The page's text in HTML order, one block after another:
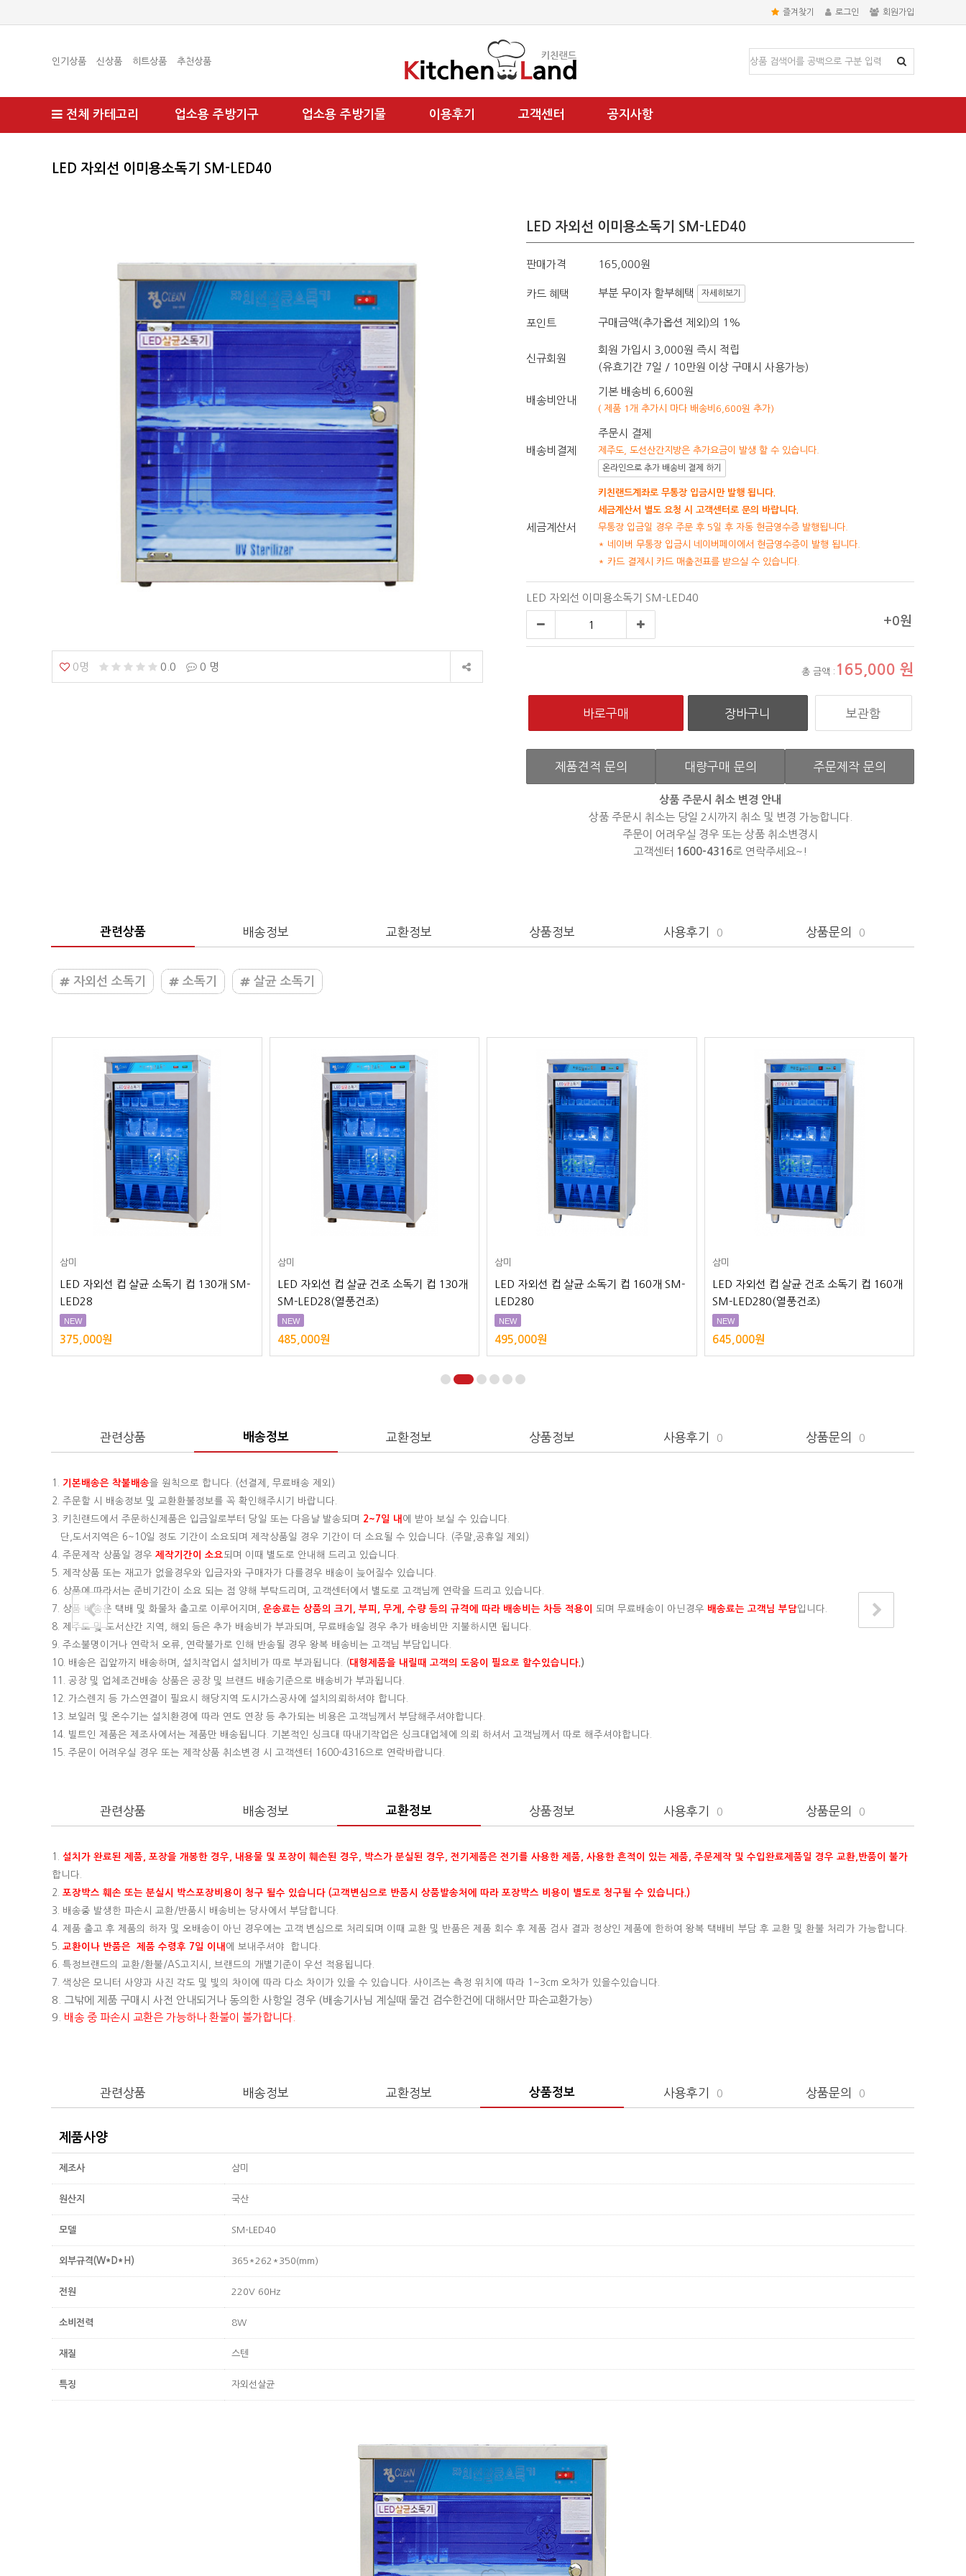
즐겨찾기 로그인 회원가입
인기상품 신상품 히트상품 추천상품
전체 카테고리 업소용 주방기구 업소용 주방기물 이용후기 고객센터 공지사항
LED 자외선 이미용소독기 SM-LED40
0명 0.0 0 명
LED 자외선 이미용소독기 SM-LED40
판매가격 165,000원
카드 혜택 부분 무이자 할부혜택 자세히보기
포인트 구매금액(추가옵션 제외)의 1%
신규회원
회원 가입시 3,000원 즉시 적립
(유효기간 7일 / 10만원 이상 구매시 사용가능)
배송비안내
기본 배송비 6,600원
( 제품 1개 추가시 마다 배송비6,600원 추가)
배송비결제
주문시 결제
제주도, 도선산간지방은 추가요금이 발생 할 수 있습니다.
온라인으로 추가 배송비 결제 하기
세금계산서
키친랜드계좌로 무통장 입금시만 발행 됩니다.
세금계산서 별도 요청 시 고객센터로 문의 바랍니다.
무통장 입금일 경우 주문 후 5일 후 자동 현금영수증 발행됩니다.
* 네이버 무통장 입금시 네이버페이에서 현금영수증이 발행 됩니다.
* 카드 결제시 카드 매출전표를 받으실 수 있습니다.
LED 자외선 이미용소독기 SM-LED40
+0원
총 금액 : 165,000 원
보관함
제품견적 문의 대량구매 문의 주문제작 문의
상품 주문시 취소 변경 안내
상품 주문시 취소는 당일 2시까지 취소 및 변경 가능합니다.
주문이 어려우실 경우 또는 상품 취소변경시
고객센터 1600-4316로 연락주세요~!
관련상품 배송정보 교환정보 상품정보 사용후기 0 상품문의 0
자외선 소독기 소독기 살균 소독기
삼미
LED 자외선 컵 살균 소독기 컵 130개 SM-
LED28
NEW
375,000원
삼미
LED 자외선 컵 살균 건조 소독기 컵 130개
SM-LED28(열풍건조)
NEW
485,000원
삼미
LED 자외선 컵 살균 소독기 컵 160개 SM-
LED280
NEW
495,000원
삼미
LED 자외선 컵 살균 건조 소독기 컵 160개
SM-LED280(열풍건조)
NEW
645,000원
관련상품 배송정보 교환정보 상품정보 사용후기 0 상품문의 0
1. 기본배송은 착불배송을 원칙으로 합니다. (선결제, 무료배송 제외)
2. 주문할 시 배송정보 및 교환환불정보를 꼭 확인해주시기 바랍니다.
3. 키친랜드에서 주문하신제품은 입금일로부터 당일 또는 다음날 발송되며
2~7일 내 에 받아 보실 수 있습니다.
단,도서지역은 6~10일 정도 기간이 소요되며 제작상품일 경우 기간이 더 소요될 수 있습니다. (주말,공휴일 제외)
4. 주문제작 상품일 경우 제작기간이 소요 되며 이때 별도로 안내해 드리고 있습니다.
5. 제작상품 또는 재고가 없을경우와 입금자와 구매자가 다를경우 배송이 늦어질수 있습니다.
6. 상품에 따라서는 준비기간이 소요 되는 점 양해 부탁드리며, 고객센터에서 별도로 고객님께 연락을 드리고 있습니다.
7. 상품 배송은 택배 및 화물차 출고로 이루어지며, 운송료는 상품의 크기, 부피, 무게, 수량 등의 규격에 따라 배송비는 차등 적용이 되며 무료배송이 아닌경우 배송료는 고객님 부담입니다.
8. 제주도 및 도서산간 지역, 해외 등은 추가 배송비가 부과되며, 무료배송일 경우 추가 배송비만 지불하시면 됩니다.
9. 주소불명이거나 연락처 오류, 연락불가로 인해 반송될 경우 왕복 배송비는 고객님 부담입니다.
10. 배송은 집앞까지 배송하며, 설치작업시 설치비가 따로 부과됩니다. (대형제품을 내릴때 고객의 도움이 필요로 할수있습니다. )
11. 공장 및 업체조건배송 상품은 공장 및 브랜드 배송기준으로 배송비가 부과됩니다.
12. 가스렌지 등 가스연결이 필요시 해당지역 도시가스공사에 설치의뢰하셔야 합니다.
13. 보일러 및 온수기는 설치환경에 따라 연도 연장 등 추가되는 비용은 고객님께서 부담해주셔야합니다.
14. 빌트인 제품은 제조사에서는 제품만 배송됩니다. 기본적인 싱크대 따내기작업은 싱크대업체에 의뢰 하셔서 고객님께서 따로 해주셔야합니다.
15. 주문이 어려우실 경우 또는 제작상품 취소변경 시 고객센터 1600-4316으로 연락바랍니다.
관련상품 배송정보 교환정보 상품정보 사용후기 0 상품문의 0
1. 설치가 완료된 제품, 포장을 개봉한 경우, 내용물 및 포장이 훼손된 경우, 박스가 분실된 경우, 전기제품은 전기를 사용한 제품, 사용한 흔적이 있는 제품, 주문제작 및 수입완료제품일 경우 교환,반품이 불가
합니다.
2. 포장박스 훼손 또는 분실시 박스포장비용이 청구 될수 있습니다 (고객변심으로 반품시 상품발송처에 따라 포장박스 비용이 별도로 청구될 수 있습니다.)
3. 배송중 발생한 파손시 교환/반품시 배송비는 당사에서 부담합니다.
4. 제품 출고 후 제품의 하자 및 오배송이 아닌 경우에는 고객 변심으로 처리되며 이때 교환 및 반품은 제품 회수 후 제품 검사 결과 정상인 제품에 한하여 왕복 택배비 부담 후 교환 및 환불 처리가 가능합니다.
5. 교환이나 반품은 제품 수령후 7일 이내 에 보내주셔야 합니다.
6. 특정브랜드의 교환/환불/AS고지시, 브랜드의 개별기준이 우선 적용됩니다.
7. 색상은 모니터 사양과 사진 각도 및 빛의 차이에 따라 다소 차이가 있을 수 있습니다. 사이즈는 측정 위치에 따라 1~3cm 오차가 있을수있습니다.
8. 그밖에 제품 구매시 사전 안내되거나 동의한 사항일 경우 (배송기사님 계실때 물건 검수한건에 대해서만 파손교환가능)
9. 배송 중 파손시 교환은 가능하나 환불이 불가합니다.
관련상품 배송정보 교환정보 상품정보 사용후기 0 상품문의 0
제품사양
제조사 삼미
원산지 국산
모델 SM-LED40
외부규격(W*D*H) 365*262*350(mm)
전원 220V 60Hz
소비전력 8W
재질 스텐
특징 자외선살균